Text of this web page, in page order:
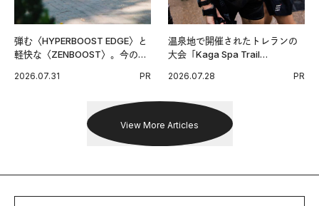
弾む〈HYPERBOOST EDGE〉と
軽快な〈ZENBOOST〉。今の時
出した新機軸。
2026.07.31 PR
温泉地で開催されたトレランの
大会「Kaga Spa Trail
戦を夢見るランナーたちの奮闘
2026.07.28 PR
View More Articles